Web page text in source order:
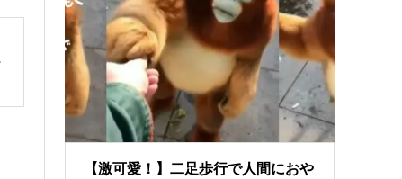
【激可愛！】二足歩行で人間におや